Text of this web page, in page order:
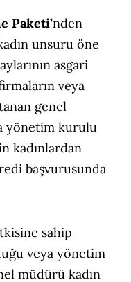
Paketi’nden
unsuru öne
asgari
veya
genel
yönetim kurulu
kadınlardan
başvurusunda
sahip
veya yönetim
müdürü kadın